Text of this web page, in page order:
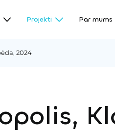
Projekti Par mums
2024